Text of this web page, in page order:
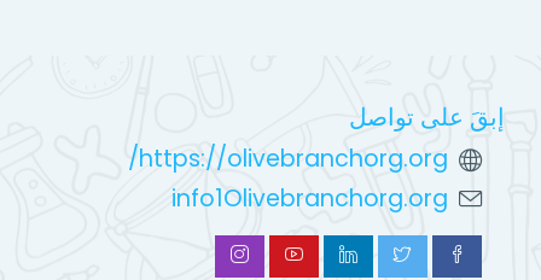
إبقَ على تواصل
https://olivebranchorg.org/
info1Olivebranchorg.org